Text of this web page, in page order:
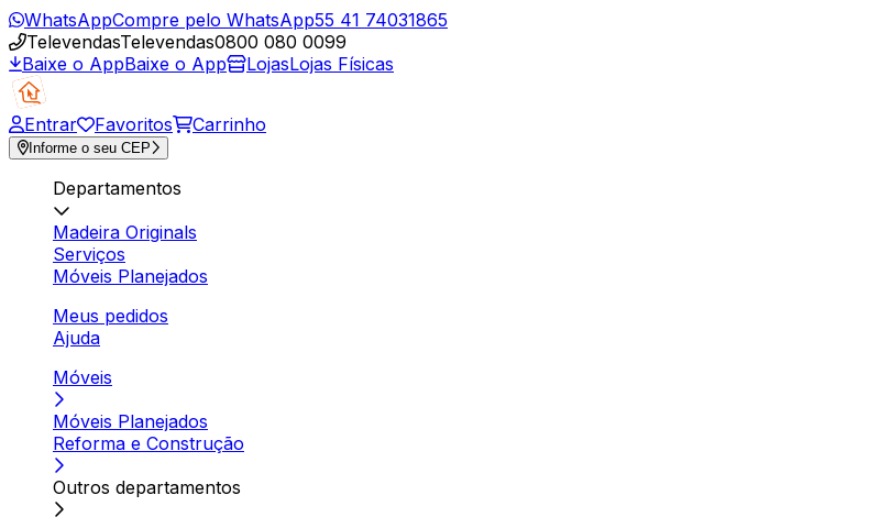
WhatsAppCompre pelo WhatsApp55 41 74031865
TelevendasTelevendas0800 080 0099
Baixe o AppBaixe o App LojasLojas Físicas
Entrar Favoritos Carrinho
Informe o seu CEP
Departamentos
Madeira Originals
Serviços
Móveis Planejados
Meus pedidos
Ajuda
Móveis
Móveis Planejados
Reforma e Construção
Outros departamentos